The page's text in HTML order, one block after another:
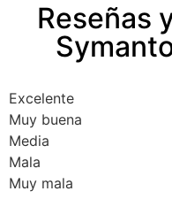
Reseñas
Excelente
Muy buena
Media
Mala
Muy mala